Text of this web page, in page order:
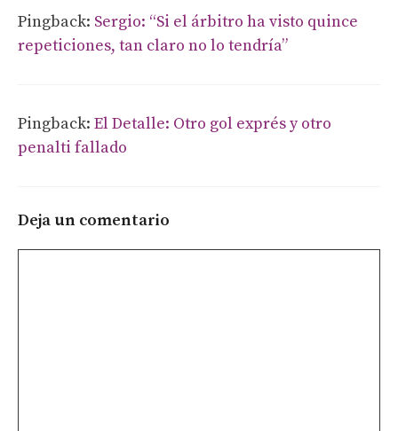
Pingback: Sergio: “Si el árbitro ha visto quince
repeticiones, tan claro no lo tendría”
Pingback: El Detalle: Otro gol exprés y otro
penalti fallado
Deja un comentario